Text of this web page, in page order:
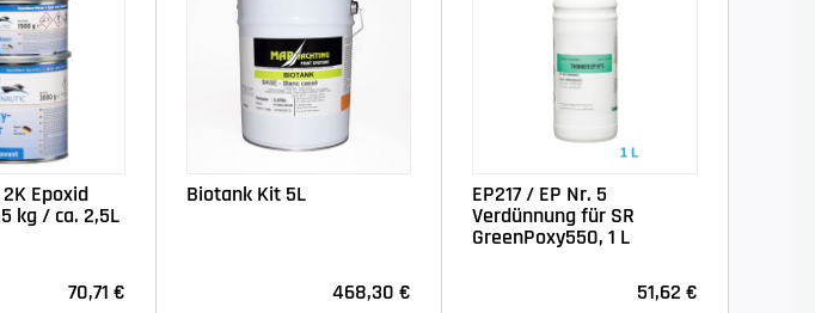
Epoxid
kg / ca. 2,5L
70,71 €
Biotank Kit 5L
468,30 €
EP217 / EP Nr. 5
Verdünnung für SR
GreenPoxy550, 1 L
51,62 €